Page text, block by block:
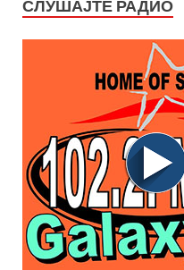
СЛУШАЈТЕ РАДИО